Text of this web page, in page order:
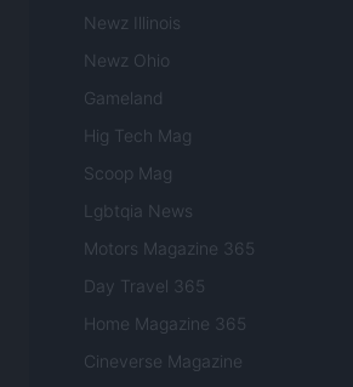
Newz Illinois
Newz Ohio
Gameland
Hig Tech Mag
Scoop Mag
Lgbtqia News
Motors Magazine 365
Day Travel 365
Home Magazine 365
Cineverse Magazine